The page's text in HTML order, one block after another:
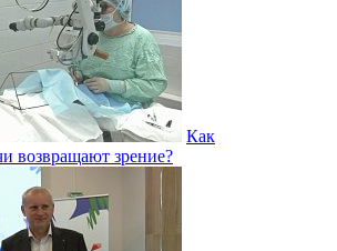
Как
возвращают зрение?